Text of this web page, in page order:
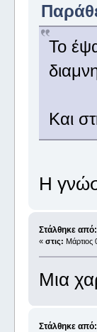
Το
Και
Η
Στάλθηκε από:
« στις: Μάρτιος
Μια
Στάλθηκε